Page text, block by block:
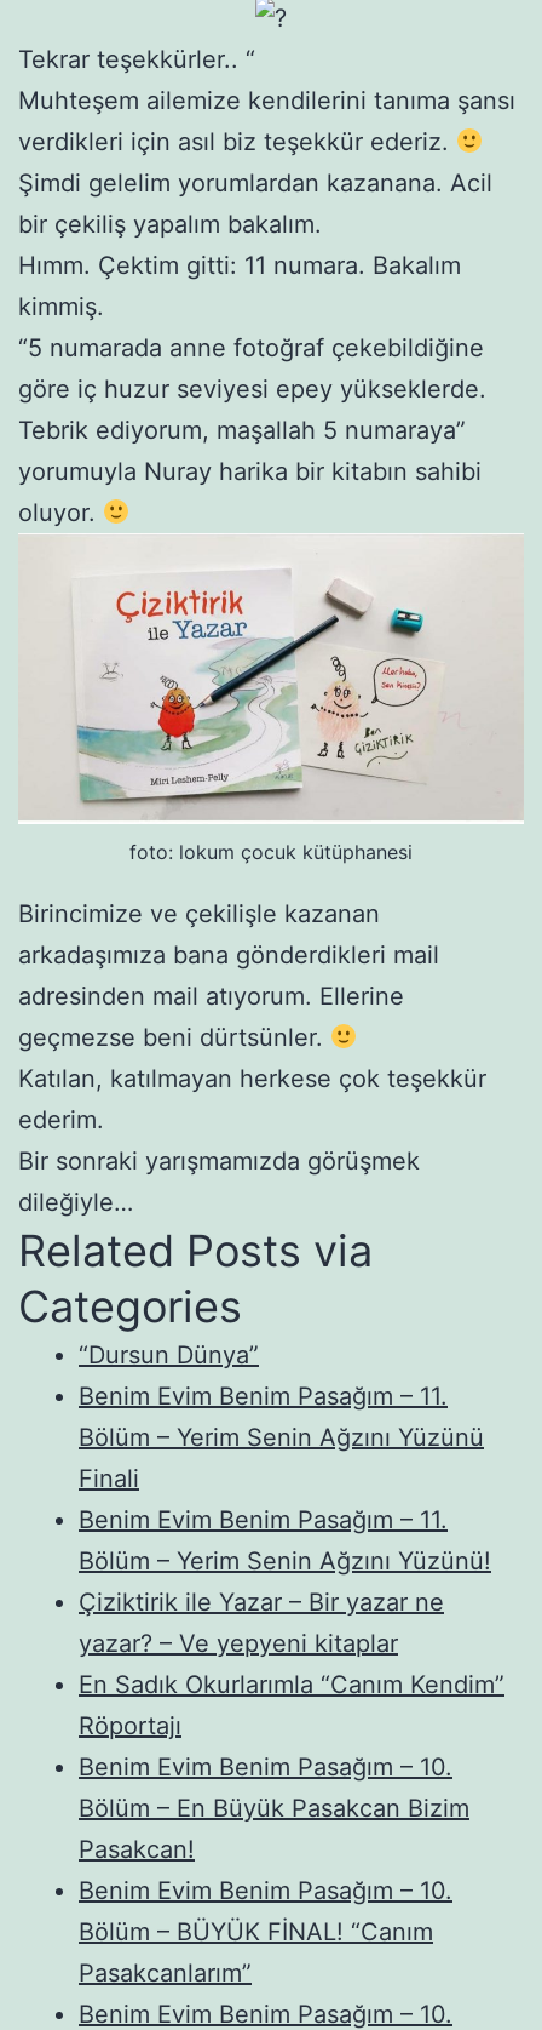
Tekrar teşekkürler.. “
Muhteşem ailemize kendilerini tanıma şansı
verdikleri için asıl biz teşekkür ederiz.
Şimdi gelelim yorumlardan kazanana. Acil
bir çekiliş yapalım bakalım.
Hımm. Çektim gitti: 11 numara. Bakalım
kimmiş.
“5 numarada anne fotoğraf çekebildiğine
göre iç huzur seviyesi epey yükseklerde.
Tebrik ediyorum, maşallah 5 numaraya”
yorumuyla Nuray harika bir kitabın sahibi
oluyor.
foto: lokum çocuk kütüphanesi
Birincimize ve çekilişle kazanan
arkadaşımıza bana gönderdikleri mail
adresinden mail atıyorum. Ellerine
geçmezse beni dürtsünler.
Katılan, katılmayan herkese çok teşekkür
ederim.
Bir sonraki yarışmamızda görüşmek
dileğiyle…
Related Posts via
Categories
“Dursun Dünya”
Benim Evim Benim Pasağım – 11.
Bölüm – Yerim Senin Ağzını Yüzünü
Finali
Benim Evim Benim Pasağım – 11.
Bölüm – Yerim Senin Ağzını Yüzünü!
Çiziktirik ile Yazar – Bir yazar ne
yazar? – Ve yepyeni kitaplar
En Sadık Okurlarımla “Canım Kendim”
Röportajı
Benim Evim Benim Pasağım – 10.
Bölüm – En Büyük Pasakcan Bizim
Pasakcan!
Benim Evim Benim Pasağım – 10.
Bölüm – BÜYÜK FİNAL! “Canım
Pasakcanlarım”
Benim Evim Benim Pasağım – 10.